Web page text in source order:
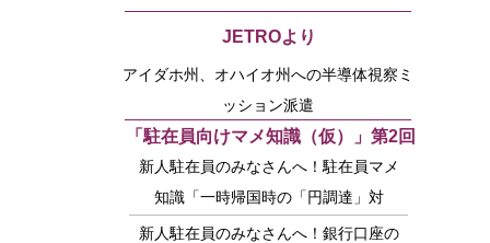
JETROより
アイダホ州、オハイオ州への半導体視察ミ
ッション派遣
「駐在員向けマメ知識（仮）」第2回
新人駐在員のみなさんへ！駐在員マメ
知識「一時帰国時の「円調達」対
策！」
新人駐在員のみなさんへ！銀行口座の